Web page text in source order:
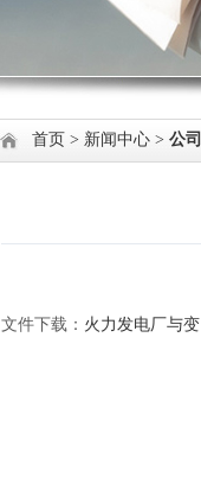
首页 > 新闻中心 > 公
文件下载： 火力发电厂与